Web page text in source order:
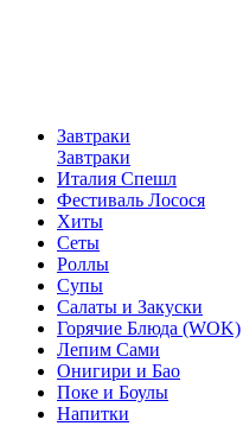
Завтраки
Завтраки
Италия Спешл
Фестиваль Лосося
Хиты
Сеты
Роллы
Супы
Салаты и Закуски
Горячие Блюда (WOK)
Лепим Сами
Онигири и Бао
Поке и Боулы
Напитки